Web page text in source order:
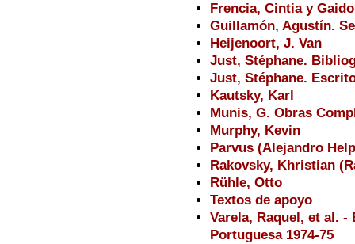
Frencia, Cintia y
Guillamón, Agustín.
Heijenoort, J. Van
Just, Stéphane.
Just, Stéphane.
Kautsky, Karl
Munis, G. Obras
Murphy, Kevin
Parvus (Alejandro
Rakovsky, Khristian
Rühle, Otto
Textos de apoyo
Varela, Raquel, et al.
Portuguesa 1974-75